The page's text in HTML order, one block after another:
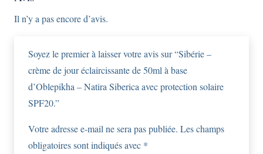
Il n’y a pas encore d’avis.
Soyez le premier à laisser votre avis sur “Sibérie –
crème de jour éclaircissante de 50ml à base
d’Oblepikha – Natira Siberica avec protection solaire
SPF20.”
Votre adresse e-mail ne sera pas publiée. Les champs
obligatoires sont indiqués avec *